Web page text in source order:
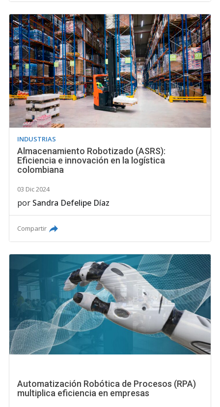
INDUSTRIAS
Almacenamiento Robotizado (ASRS):
Eficiencia e innovación en la logística
colombiana
03 Dic 2024
por Sandra Defelipe Díaz
Compartir
Automatización Robótica de Procesos (RPA)
multiplica eficiencia en empresas